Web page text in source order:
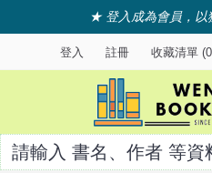
★ 登入成為會員，
登入 註冊 收藏清單 (0